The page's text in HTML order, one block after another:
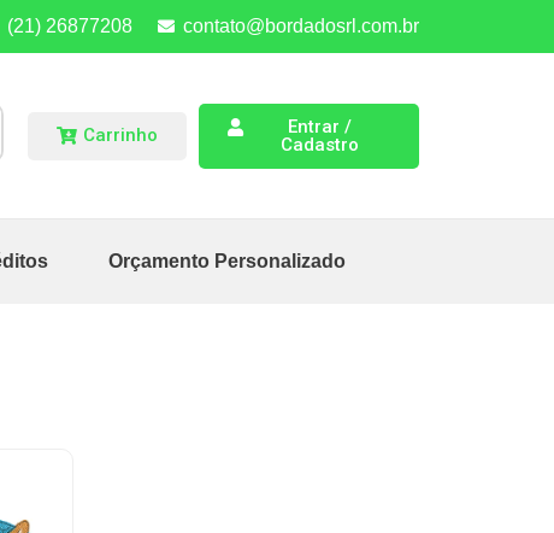
(21) 26877208 contato@bordadosrl.com.br
Carrinho
Entrar /
Cadastro
Orçamento Personalizado